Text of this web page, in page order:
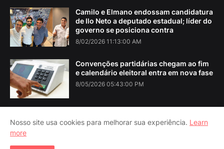
Camilo e Elmano endossam candidatura
de Ilo Neto a deputado estadual; líder do
governo se posiciona contra
8/02/2026 11:13:00 AM
Convenções partidárias chegam ao fim
e calendário eleitoral entra em nova fase
8/05/2026 05:43:00 PM
Nosso site usa cookies para melhorar sua experiência. Learn
more